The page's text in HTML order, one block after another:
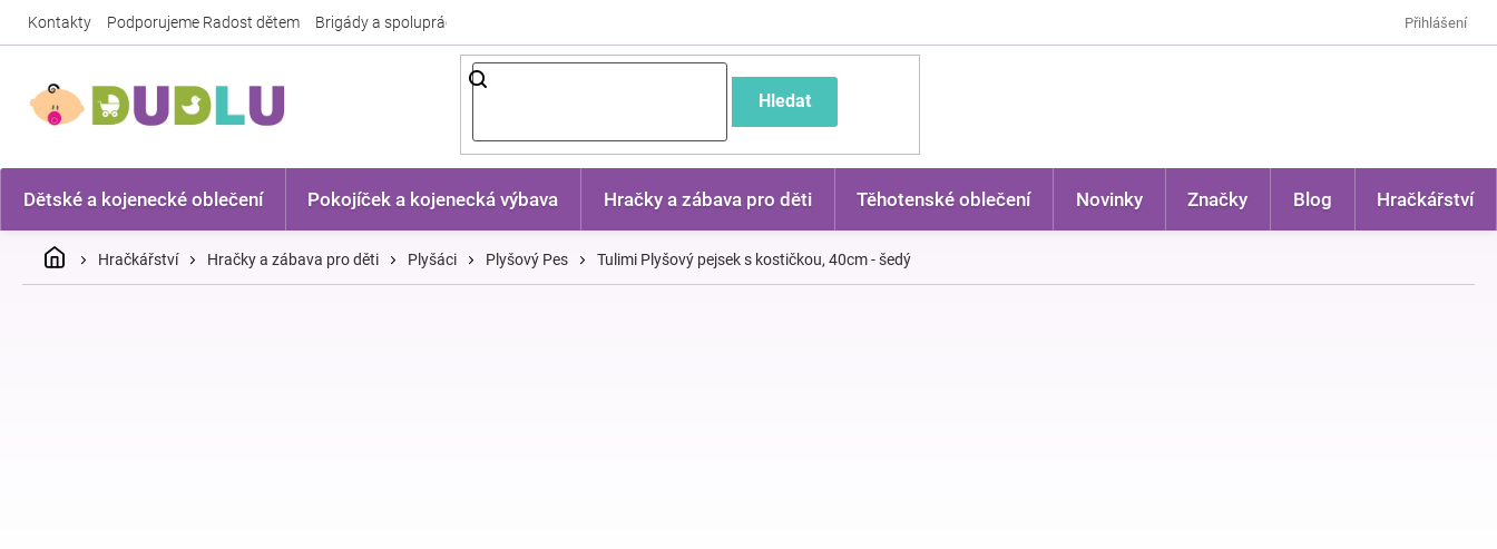
Kontakty Podporujeme Radost dětem Brigády a spolupráce Přihlášení
Hledat
Dětské a kojenecké oblečení Pokojíček a kojenecká výbava Hračky a zábava pro děti Těhotenské oblečení Novinky Značky Blog Hračkářství
DomůHračkářství Hračky a zábava pro děti Plyšáci Plyšový Pes Tulimi Plyšový pejsek s kostičkou, 40cm - šedý